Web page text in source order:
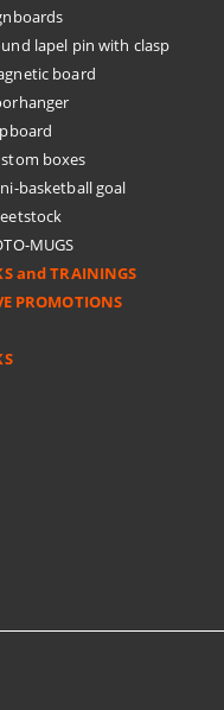
lapel pin with clasp
board
boxes
basketball goal
MUGS
and TRAININGS
PROMOTIONS